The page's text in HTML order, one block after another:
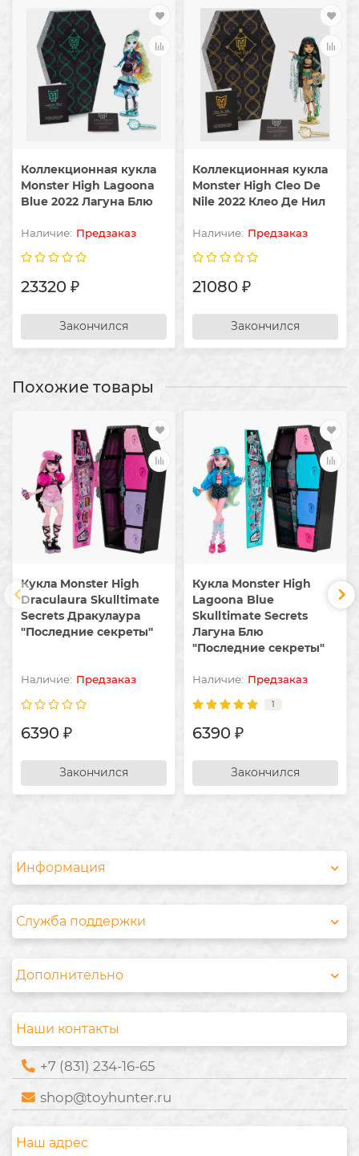
Коллекционная кукла
Monster High Lagoona
Blue 2022 Лагуна Блю
Предзаказ
23320 ₽
Закончился
Коллекционная кукла
Monster High Cleo De
Nile 2022 Клео Де Нил
Предзаказ
21080 ₽
Закончился
Похожие товары
Кукла Monster High
Draculaura Skulltimate
Secrets Дракулаура
"Последние секреты"
Предзаказ
6390 ₽
Закончился
Кукла Monster High
Lagoona Blue
Skulltimate Secrets
Лагуна Блю
"Последние секреты"
Предзаказ
6390 ₽
Закончился
Информация
Служба поддержки
Дополнительно
Наши контакты
+7 (831) 234-16-65
shop@toyhunter.ru
Наш адрес